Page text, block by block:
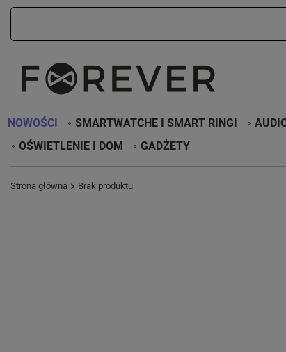
NOWOŚCI SMARTWATCHE I SMART RINGI
OŚWIETLENIE I DOM
GADŻETY
Strona główna Brak produktu